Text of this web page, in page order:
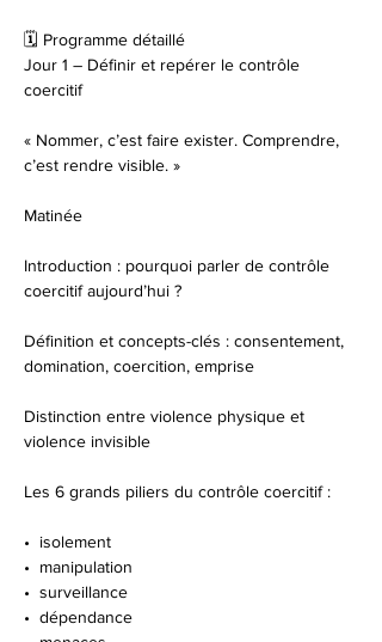
🗓 Programme détaillé
Jour 1 – Définir et repérer le contrôle
coercitif
« Nommer, c’est faire exister. Comprendre,
c’est rendre visible. »
Matinée
Introduction : pourquoi parler de contrôle
coercitif aujourd’hui ?
Définition et concepts-clés : consentement,
domination, coercition, emprise
Distinction entre violence physique et
violence invisible
Les 6 grands piliers du contrôle coercitif :
•⁠  ⁠isolement
•⁠  ⁠manipulation
•⁠  ⁠surveillance
•⁠  ⁠dépendance